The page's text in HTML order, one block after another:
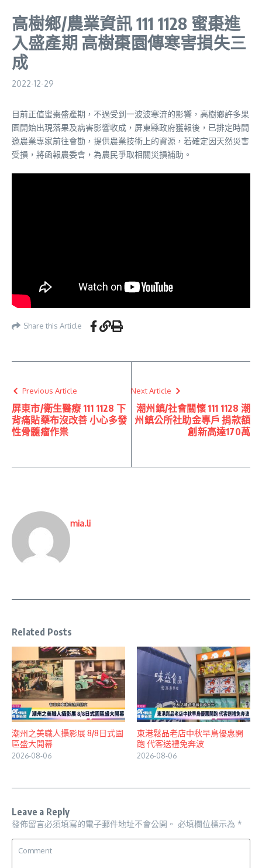
高樹鄉/農業資訊 111 1128 蜜棗進
入盛產期 高樹棗園傳寒害損失三
成
2022-12-29
目前正值蜜棗盛產期，不過受到一波波寒流的影響，高樹鄉許多果
園開始出現落果及病害影響收成，屏東縣政府獲報後，已排定時間
邀農業專家前往會勘，提供農業技術上的資源，若確定因天然災害
受損，將函報農委會，為農民爭取相關災損補助。
Share this Article
Previous Article
屏東市/衛生醫療 111 1128 下
背痛貼藥布沒改善 小心多發
性骨髓瘤作祟
Next Article
潮州鎮/社會關懷 111 1128 潮
州鎮公所社助金專戶 捐款額
創新高達170萬
mia.li
Related Posts
潮州之美職人攝影展 8/8日式園
區盛大開幕
2026-08-06
東港鬆品老店中秋早鳥優惠開
跑 代客送禮免奔波
2026-08-06
Leave a Reply
發佈留言必須填寫的電子郵件地址不會公開。 必填欄位標示為 *